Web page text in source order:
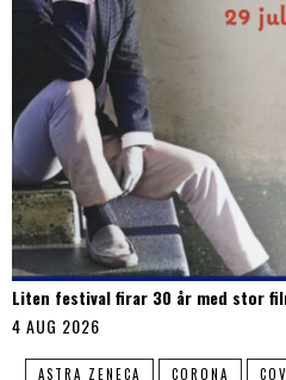
Liten festival firar 30 år med stor
4 AUG 2026
ASTRA ZENECA CORONA